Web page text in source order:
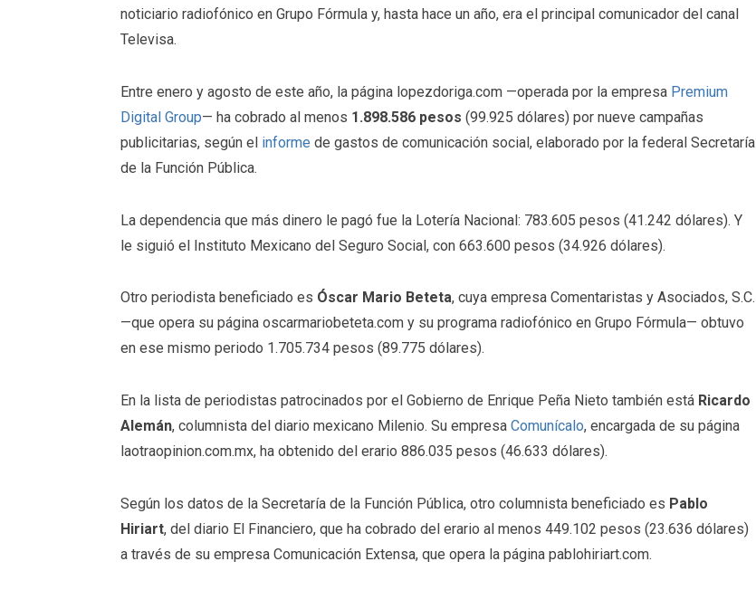
noticiario radiofónico en Grupo Fórmula y, hasta hace un año, era el principal comunicador del canal
Televisa.
Entre enero y agosto de este año, la página lopezdoriga.com —operada por la empresa Premium
Digital Group— ha cobrado al menos 1.898.586 pesos (99.925 dólares) por nueve campañas
publicitarias, según el informe de gastos de comunicación social, elaborado por la federal Secretaría
de la Función Pública.
La dependencia que más dinero le pagó fue la Lotería Nacional: 783.605 pesos (41.242 dólares). Y
le siguió el Instituto Mexicano del Seguro Social, con 663.600 pesos (34.926 dólares).
Otro periodista beneficiado es Óscar Mario Beteta, cuya empresa Comentaristas y Asociados, S.C.
—que opera su página oscarmariobeteta.com y su programa radiofónico en Grupo Fórmula— obtuvo
en ese mismo periodo 1.705.734 pesos (89.775 dólares).
En la lista de periodistas patrocinados por el Gobierno de Enrique Peña Nieto también está Ricardo
Alemán, columnista del diario mexicano Milenio. Su empresa Comunícalo, encargada de su página
laotraopinion.com.mx, ha obtenido del erario 886.035 pesos (46.633 dólares).
Según los datos de la Secretaría de la Función Pública, otro columnista beneficiado es Pablo
Hiriart, del diario El Financiero, que ha cobrado del erario al menos 449.102 pesos (23.636 dólares)
a través de su empresa Comunicación Extensa, que opera la página pablohiriart.com.